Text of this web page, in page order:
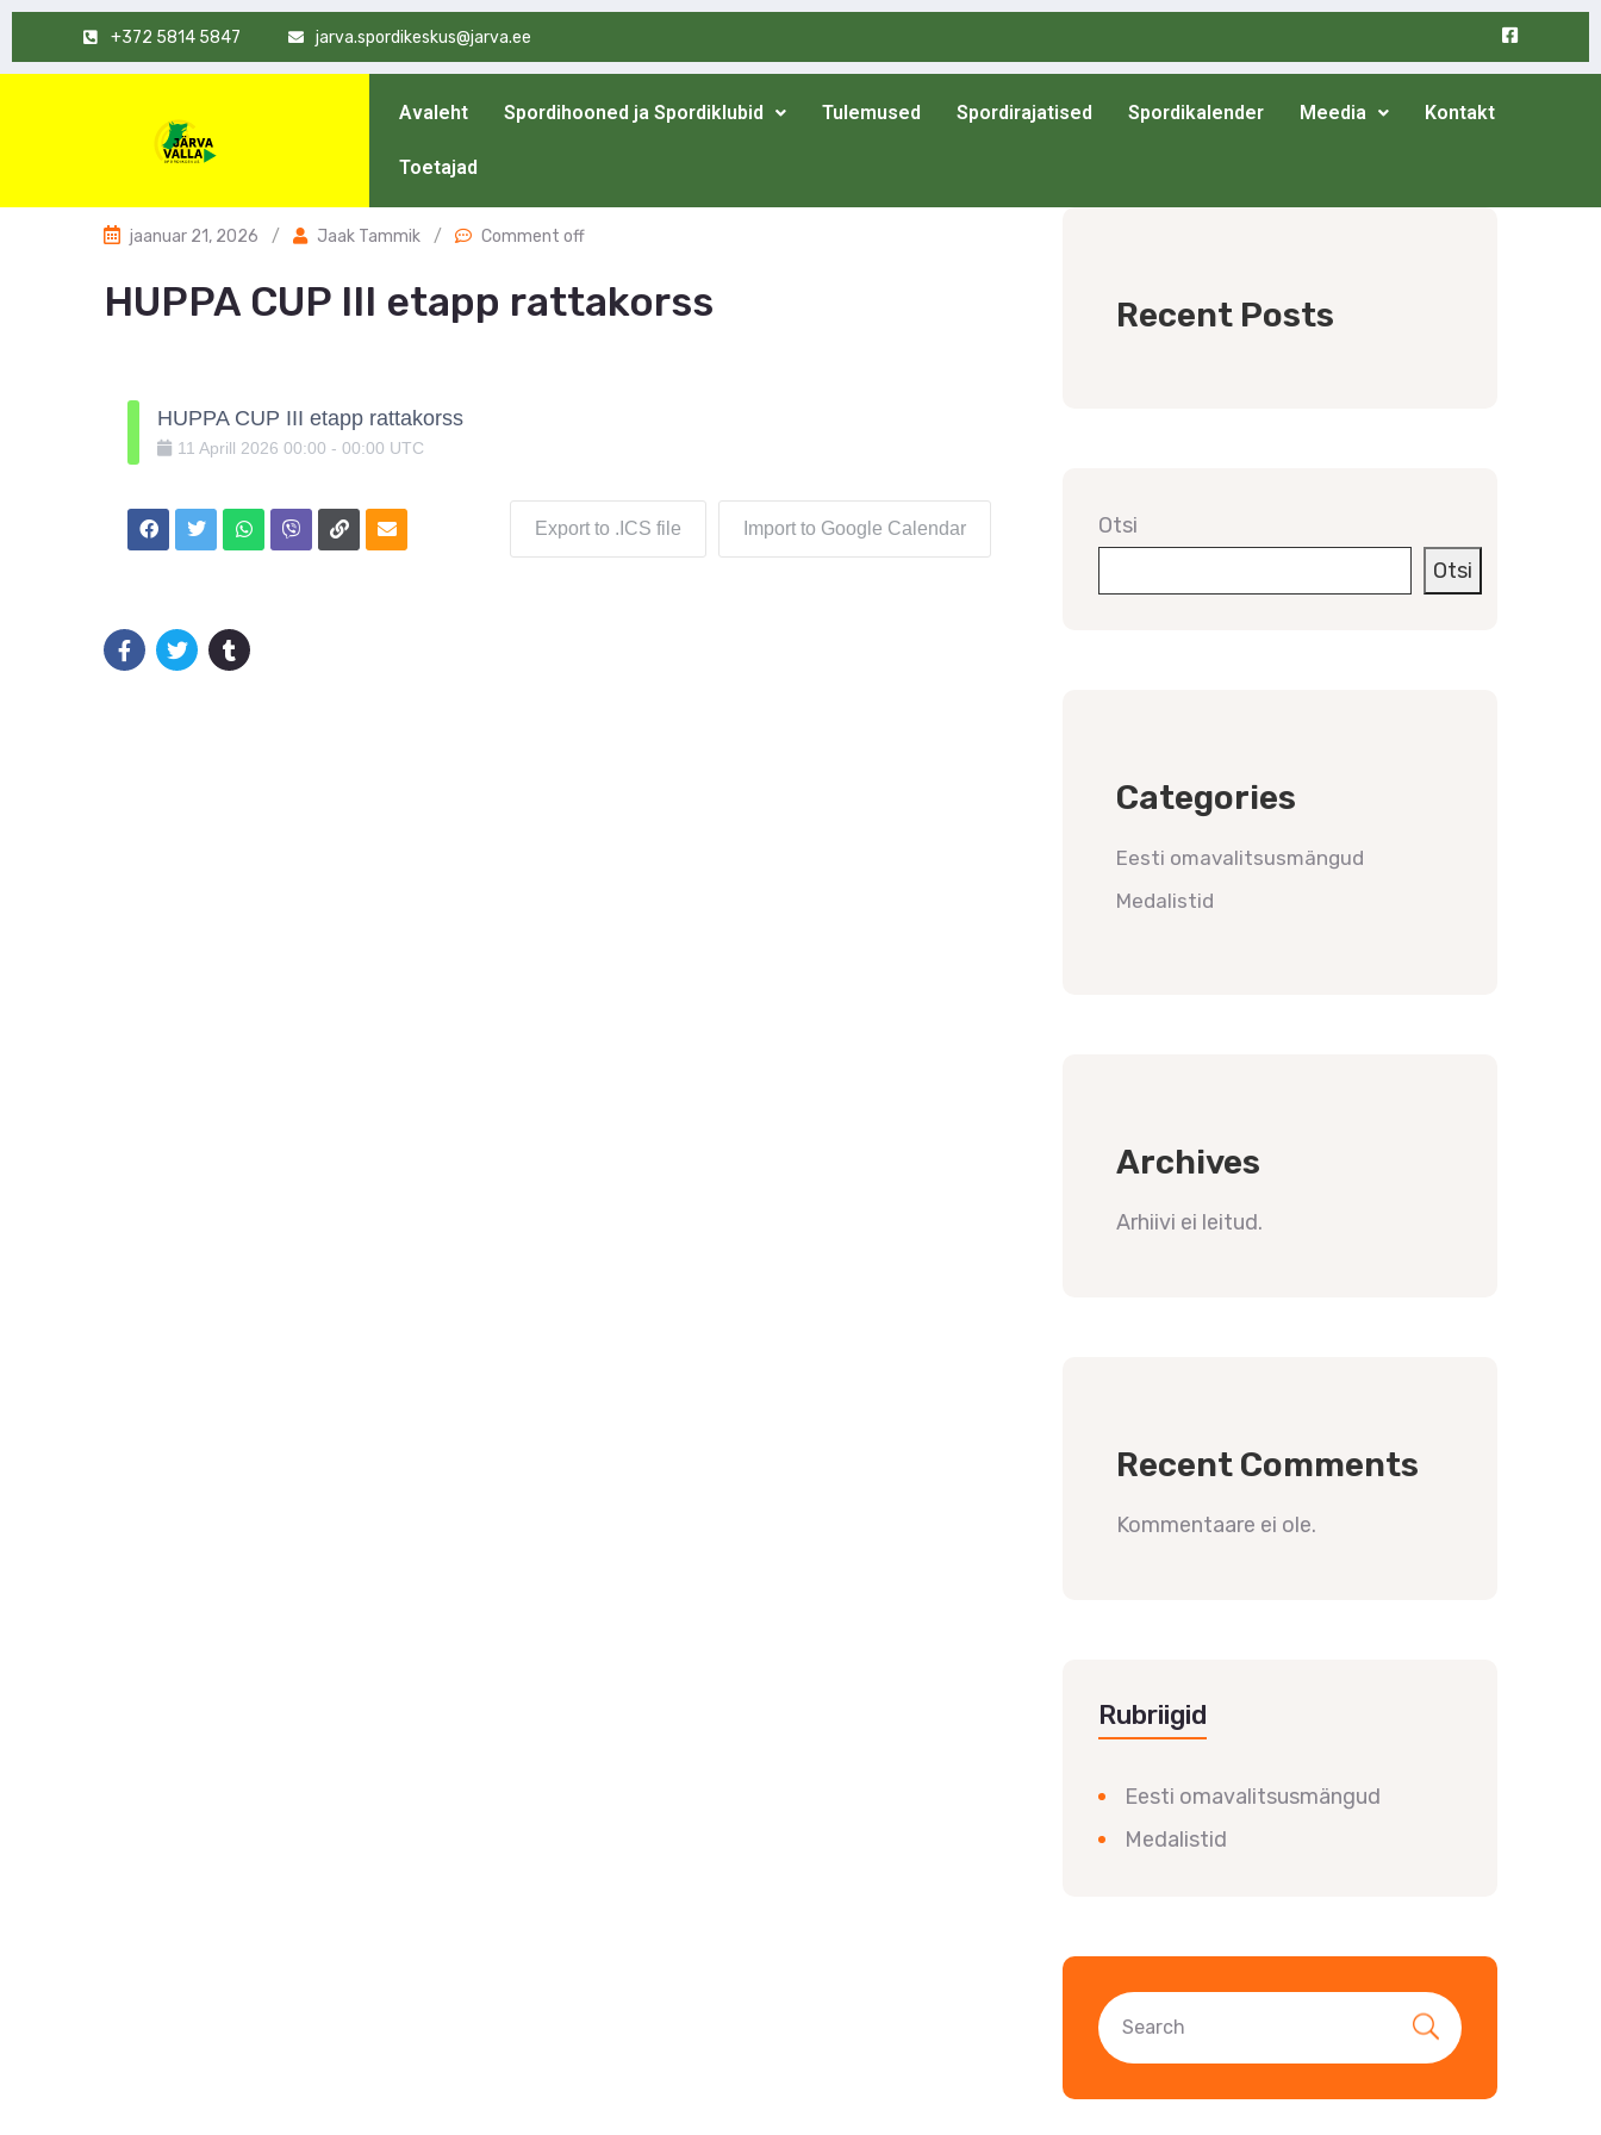
+372 5814 5847 jarva.spordikeskus@jarva.ee
Avaleht Spordihooned ja Spordiklubid Tulemused Spordirajatised Spordikalender Meedia Kontakt
Toetajad
jaanuar 21, 2026 / Jaak Tammik / Comment off
HUPPA CUP III etapp rattakorss
HUPPA CUP III etapp rattakorss
11 Aprill 2026 00:00 - 00:00 UTC
Export to .ICS file Import to Google Calendar
Recent Posts
Otsi
Otsi
Categories
Eesti omavalitsusmängud
Medalistid
Archives
Arhiivi ei leitud.
Recent Comments
Kommentaare ei ole.
Rubriigid
Eesti omavalitsusmängud
Medalistid